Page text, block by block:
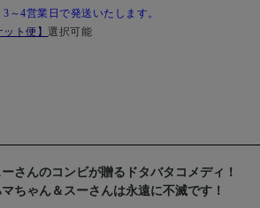
～4営業日で発送いたします。
ット便】選択可能
さんのコンビが贈るドタバタコメディ！
ちゃん＆スーさんは永遠に不滅です！